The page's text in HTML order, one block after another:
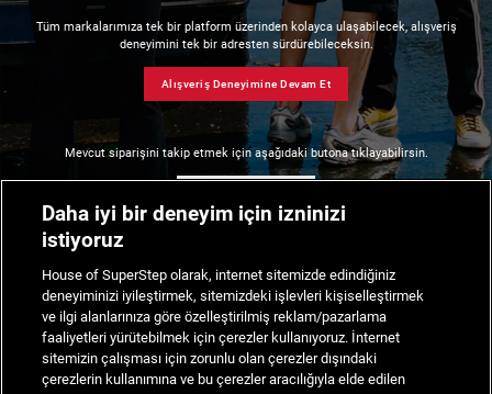
Tüm markalarımıza tek bir platform üzerinden kolayca ulaşabilecek, alışveriş
deneyimini tek bir adresten sürdürebileceksin.
Alışveriş Deneyimine Devam Et
Mevcut siparişini takip etmek için aşağıdaki butona tıklayabilirsin.
Daha iyi bir deneyim için izninizi
istiyoruz
House of SuperStep olarak, internet sitemizde edindiğiniz
deneyiminizi iyileştirmek, sitemizdeki işlevleri kişiselleştirmek
ve ilgi alanlarınıza göre özelleştirilmiş reklam/pazarlama
faaliyetleri yürütebilmek için çerezler kullanıyoruz. İnternet
sitemizin çalışması için zorunlu olan çerezler dışındaki
çerezlerin kullanımına ve bu çerezler aracılığıyla elde edilen